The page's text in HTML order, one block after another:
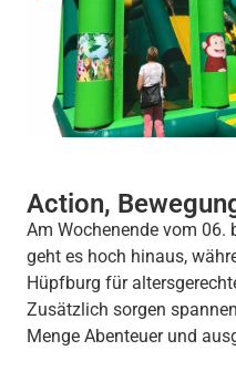
Action,
Am Wochenende vom 06.
geht es hoch hinaus,
Hüpfburg für
Zusätzlich sorgen
Menge Abenteuer und